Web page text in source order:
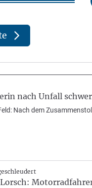
nach Unfall
Nach dem